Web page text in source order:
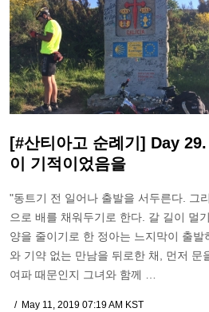
[#산티아고 순례기] Day
이 기적이었음을
"동트기 전 일어나 출발을 서두른다. 그
으로 배를 채워두기로 한다. 갈 길이 멀
양을 줄이기로 한 정아는 느지막이 출발
와 기약 없는 만남을 뒤로한 채, 먼저 문
여파 때문인지 그녀와 함께 …
May 11, 2019 07:19 AM KST